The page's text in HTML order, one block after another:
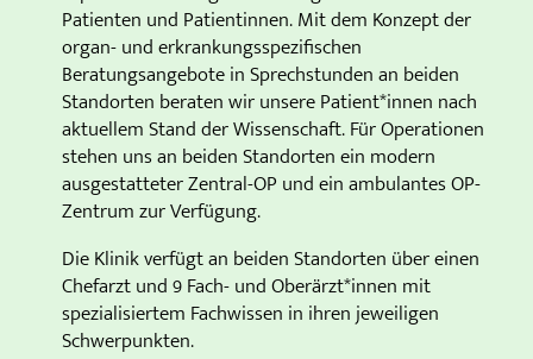
Patienten und Patientinnen. Mit dem Konzept der
organ- und erkrankungsspezifischen
Beratungsangebote in Sprechstunden an beiden
Standorten beraten wir unsere Patient*innen nach
aktuellem Stand der Wissenschaft. Für Operationen
stehen uns an beiden Standorten ein modern
ausgestatteter Zentral-OP und ein ambulantes OP-
Zentrum zur Verfügung.
Die Klinik verfügt an beiden Standorten über einen
Chefarzt und 9 Fach- und Oberärzt*innen mit
spezialisiertem Fachwissen in ihren jeweiligen
Schwerpunkten.